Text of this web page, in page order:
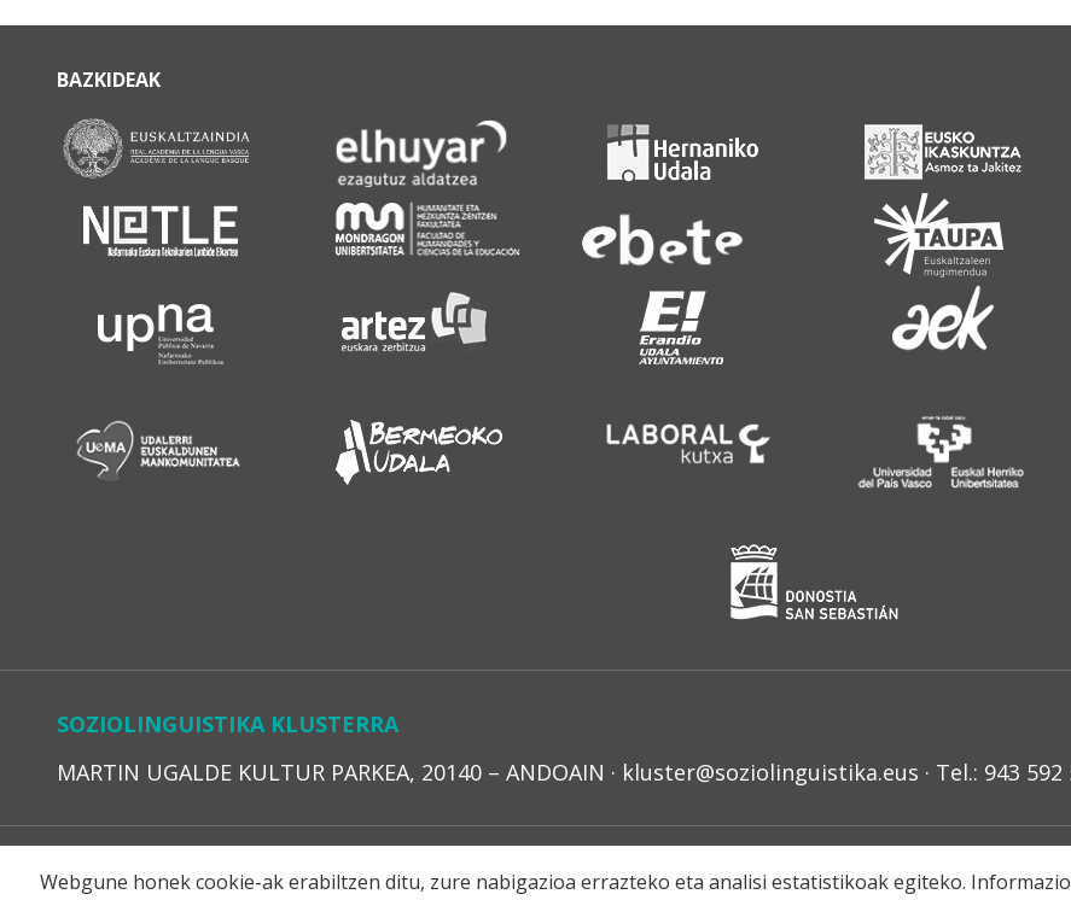
BAZKIDEAK
SOZIOLINGUISTIKA KLUSTERRA
MARTIN UGALDE KULTUR PARKEA, 20140 – ANDOAIN · kluster@soziolinguistika.eus · Tel.: 943 592
Webgune honek cookie-ak erabiltzen ditu, zure nabigazioa errazteko eta analisi estatistikoak egiteko.